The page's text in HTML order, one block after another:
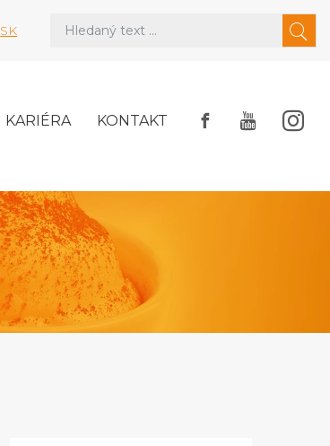
SK
KARIÉRA KONTAKT